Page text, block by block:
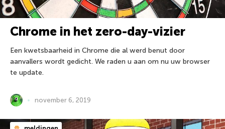
Chrome in het zero-day-vizier
Een kwetsbaarheid in Chrome die al werd benut door
aanvallers wordt gedicht. We raden u aan om nu uw browser
te update.
november 6, 2019